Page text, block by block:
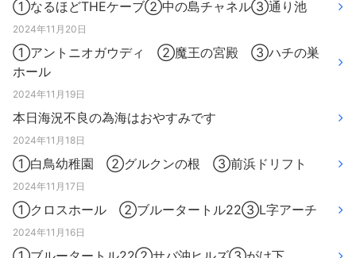
①なるほどTHEケーブ②中の島チャネル③通り池
2024年11月20日
①アントニオガウディ ②魔王の宮殿 ③ハチの巣
ホール
2024年11月19日
本日海況不良の為海はおやすみです
2024年11月18日
①白鳥幼稚園 ②グルクンの根 ③前浜ドリフト
2024年11月17日
①クロスホール ②ブルータートル22③L字アーチ
2024年11月16日